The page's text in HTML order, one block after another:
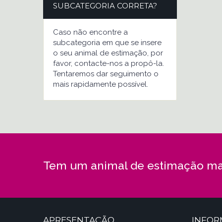
SUBCATEGORIA CORRETA?
Caso não encontre a
subcategoria em que se insere
o seu animal de estimação, por
favor, contacte-nos a propô-la.
Tentaremos dar seguimento o
mais rapidamente possível.
Tem um animal de estimação
APRESENTAÇÃO